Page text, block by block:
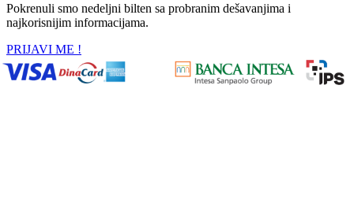
Pokrenuli smo nedeljni bilten sa probranim dešavanjima i
najkorisnijim informacijama.
PRIJAVI ME !